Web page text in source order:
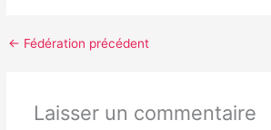
← Fédération précédent
Laisser un commentaire